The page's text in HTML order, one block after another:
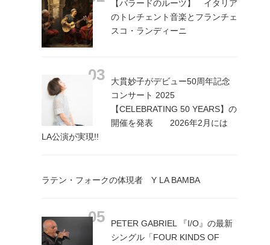
【バラードのルーツ】 イタリア
のトレチェント音楽とフランチェ
スコ・ランディーニ
大貫妙子がデビュー50周年記念
コンサート 2025
【CELEBRATING 50 YEARS】の
開催を発表 2026年2月には
LA公演が実現!!
ラテン・フォークの体現者 Y LA BAMBA
PETER GABRIEL 『I/O』の最新
シングル「FOUR KINDS OF